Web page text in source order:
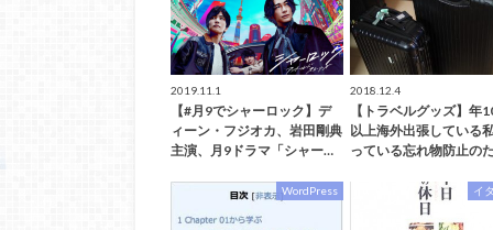
2019.11.1
【#月9でシャーロック】デ
ィーン・フジオカ、岩田剛典
主演、月9ドラマ「シャー…
2018.12.4
【トラベルグッズ】年
以上海外出張している
っている忘れ物防止の
WordPress イ